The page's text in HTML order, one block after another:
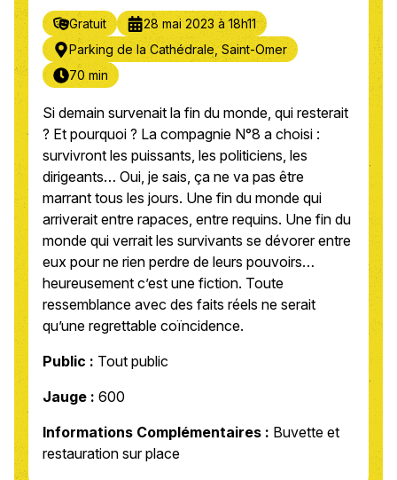
Gratuit
28 mai 2023 à 18h11
Parking de la Cathédrale, Saint-Omer
70 min
Si demain survenait la fin du monde, qui resterait
? Et pourquoi ? La compagnie N°8 a choisi :
survivront les puissants, les politiciens, les
dirigeants… Oui, je sais, ça ne va pas être
marrant tous les jours. Une fin du monde qui
arriverait entre rapaces, entre requins. Une fin du
monde qui verrait les survivants se dévorer entre
eux pour ne rien perdre de leurs pouvoirs…
heureusement c’est une fiction. Toute
ressemblance avec des faits réels ne serait
qu’une regrettable coïncidence.
Public : Tout public
Jauge : 600
Informations Complémentaires : Buvette et
restauration sur place